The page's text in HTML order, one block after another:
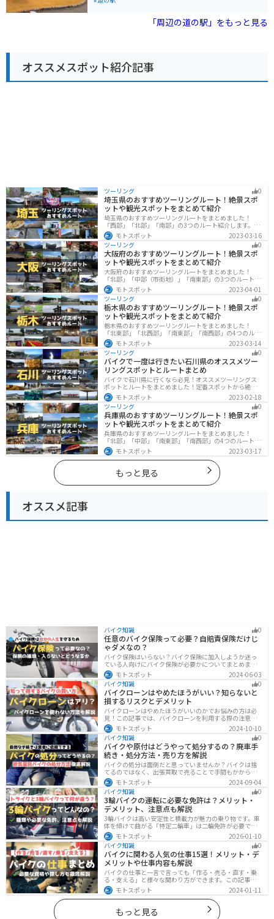
な自然や歴史を感じながら休憩できるスポットです。
て楽しむことができます。周辺には、蒜山酪農農業協同
組合や蒜山ハーブガーデンなど、観光スポットも充実し
気があります。周辺には、展望台や景勝地も多く、ツー
リングの目的地としてもおすすめです。道の駅では、蒜
山高原の特産品であるジャージー牛乳を使ったソフトク
「周辺の道の駅」をもっと見る
オススメスポット紹介記事
ツーリング 0
埼玉県のおすすめツーリングルート！絶景スポ
ットや観光スポットをまとめて紹介
埼玉県のおすすめツーリングルートをまとめました！
「西部」「北部」「南部」の3つのルート紹介します。自
然豊かな西側と街中の東側で違った楽しみ方ができま
す。バイクで埼玉県にツーリングに行く際は参考にして
ください。
モトスポット
2023-03-16
ツーリング
0
大阪府のおすすめツーリングルート！絶景スポ
ットや観光スポットをまとめて紹介
大阪府のおすすめツーリングルートをまとめました！
「北部」「中部（市街地）」「南東部」の3つのルート紹
介します。歴史と近代が融合した魅力的なエリアで様々
な楽しみ方ができます。バイクで大阪府にツーリングに
行く際は参考にしてください。
モトスポット
2023-04-01
ツーリング
0
栃木県のおすすめツーリングルート！絶景スポ
ットや観光スポットをまとめて紹介
栃木県のおすすめツーリングルートをまとめました！
「北東部」「北西部」「南東部」「南西部」の4つのルー
ト紹介します。日本を代表する神社や広大な山や滝、湖
などを歴史や自然を満喫するツーリングができます。バ
イクで栃木県にツーリングに行く際は参考にしてくださ
い。
モトスポット
2023-03-14
ツーリング
0
バイクで一度は行きたい石川県のオススメツー
リングスポットとルートまとめ
バイクで石川県に行くなら必見！オススメツーリングス
ポットとルートをまとめました！定番スポットから絶景
スポット、温泉、海、グルメなど様々なジャンルで楽し
めます。バイクで石川ツーリングに行こうと思っている
人は、参考にしてください。
モトスポット
2023-02-18
ツーリング
0
兵庫県のおすすめツーリングルート！絶景スポ
ットや観光スポットをまとめて紹介
兵庫県のおすすめツーリングルートをまとめました！
「北部」「中部」「南東部」「南西部」の4つのルート紹
介します。自然豊かな山を堪能できる北部と中部、街中
で海辺の南部と違った楽しみ方ができます。バイクで兵
庫県にツーリングに行く際は参考にしてください。
モトスポット 2023-03-17
もっと見る
オススメ記事
バイク知識 0
任意のバイク保険って必要？自賠責保険だけじ
ゃダメなの？
バイク保険はいらない？バイク保険に加入しようか迷っ
ている人向けにバイク保険が必要かについてまとめまし
た。自賠責保険と任意保険の違いについても解説したの
で、バイク保険を検討している人は参考にしてくださ
い。
モトスポット
2024-06-03
バイク知識
0
バイクローンはやめたほうがいい？知らないと
損するリスクとデメリット
バイクローンはやめたほうがいいのかでお悩みの方は必
見！この記事では、バイクローンを利用する際の注意点
や失敗しない選び方を解説しています。実は、バイクロ
ーンの選び方にはコツがあります。この記事を読めば、
自分に合った賢い選択をすることが可能です。
モトスポット
2024-10-10
バイク知識
0
バイクや原付はどうやって処分するの？廃車手
続き・処分方法・売り方を解説
バイクの処分は面倒だと思っていませんか？バイクは捨
てるのではなく、出張買取で売ることで手間もかからず
お金にできます。売る以外の選択肢も含めて処分方法を
まとめていますので、バイクを処分しようとしている人
は参考にしてください。
モトスポット
2024-09-04
バイク知識
0
3輪バイクの運転に必要な免許は？メリット・
デメリット、注意点も解説
3輪バイクは高い安定性と積載力が魅力の乗り物です。車
体を傾けて曲がる「特定二輪車」は二輪免許が必要です
が、自立する「トライク」は普通自動車免許で運転で
き、ヘルメット着用も任意です。維持費はバイク並みです
が、運転特性や駐車ルールは車種により異なるため、事
前の確認が大切です。
モトスポット
2026-01-10
バイク知識
0
バイクに関わる人気の仕事15選！メリット・デ
メリットや仕事内容も解説
バイクの仕事と一言で言っても「作る・売る・直す・乗
る・支える」と様々な関わり方ができます。この記事で
は、バイクに関わる人気の仕事をジャンル別に紹介しま
す。必要な資格や探し方も解説しますので、自分のなり
たい姿をイメージして探してみてください。
モトスポット 2024-01-11
もっと見る